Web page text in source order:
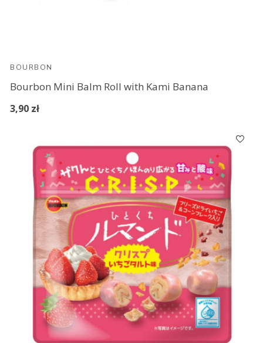
BOURBON
Bourbon Mini Balm Roll with Kami Banana
3,90 zł